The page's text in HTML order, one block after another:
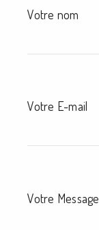
Votre nom
Votre E-mail
Votre Message